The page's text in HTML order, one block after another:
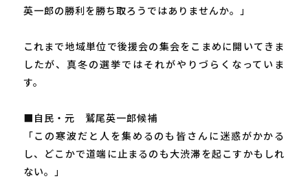
英一郎の勝利を勝ち取ろうではありませんか。」
これまで地域単位で後援会の集会をこまめに開いてきま
したが、真冬の選挙ではそれがやりづらくなっていま
す。
■自民・元 鷲尾英一郎候補
「この寒波だと人を集めるのも皆さんに迷惑がかかる
し、どこかで道端に止まるのも大渋滞を起こすかもしれ
ない。」